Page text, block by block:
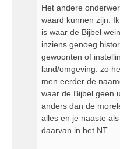
Het andere
waard kunnen zijn.
is waar de Bijbel
inziens genoeg
gewoonten of
land/omgeving: zo
men eerder de
waar de Bijbel geen
anders dan de
alles en je naaste
daarvan in het NT.